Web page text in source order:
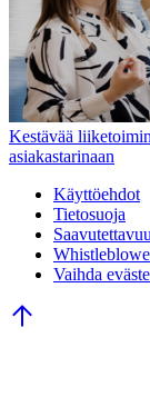
Kestävää
asiakastarinaan
Käyttöehdot
Tietosuoja
Vaihda